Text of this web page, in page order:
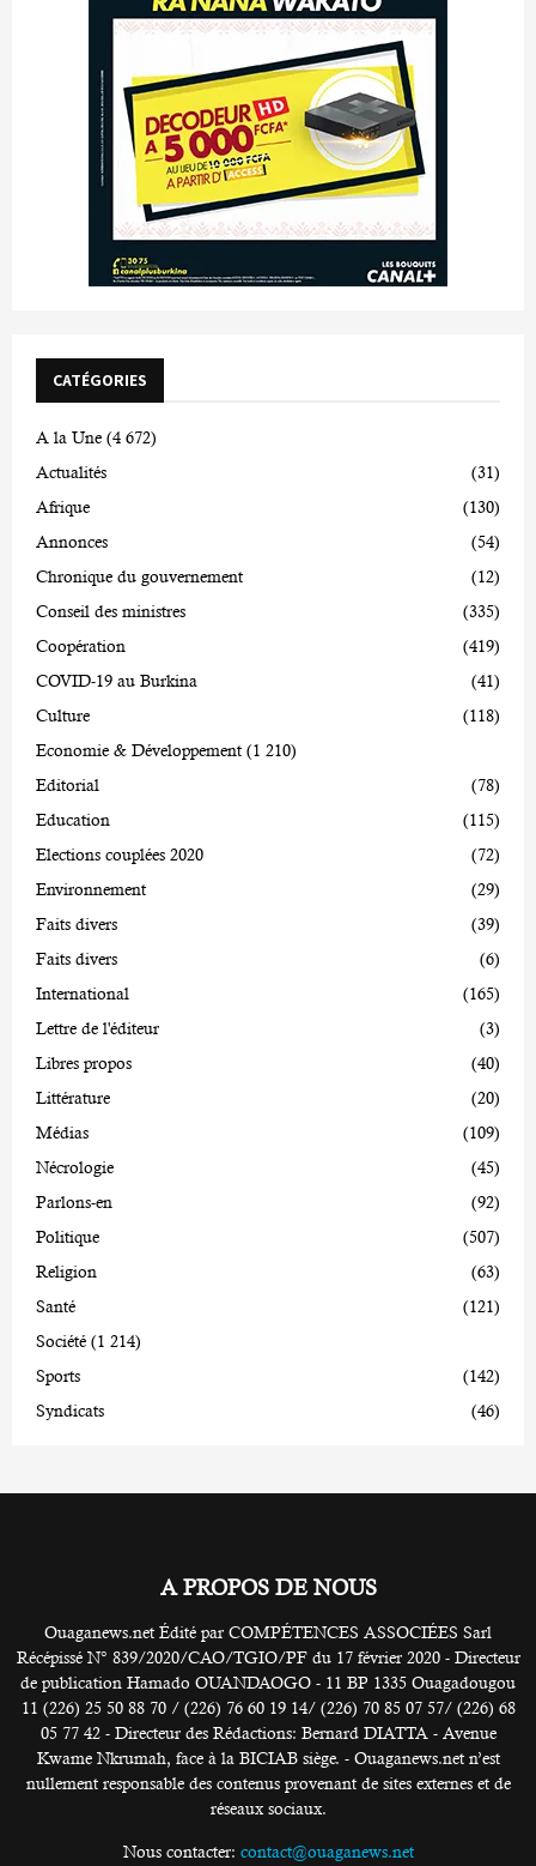
CATÉGORIES
A la Une (4 672)
Actualités
(31)
Afrique
(130)
Annonces
(54)
Chronique du gouvernement
(12)
Conseil des ministres
(335)
Coopération
(419)
COVID-19 au Burkina
(41)
Culture
(118)
Economie & Développement (1 210)
Editorial
(78)
Education
(115)
Elections couplées 2020
(72)
Environnement
(29)
Faits divers
(39)
Faits divers
(6)
International
(165)
Lettre de l'éditeur
(3)
Libres propos
(40)
Littérature
(20)
Médias
(109)
Nécrologie
(45)
Parlons-en
(92)
Politique
(507)
Religion
(63)
Santé
(121)
Société (1 214)
Sports
(142)
Syndicats
(46)
A PROPOS DE NOUS
Ouaganews.net Édité par COMPÉTENCES ASSOCIÉES Sarl
Récépissé N° 839/2020/CAO/TGIO/PF du 17 février 2020 - Directeur
de publication Hamado OUANDAOGO - 11 BP 1335 Ouagadougou
11 (226) 25 50 88 70 / (226) 76 60 19 14/ (226) 70 85 07 57/ (226) 68
05 77 42 - Directeur des Rédactions: Bernard DIATTA - Avenue
Kwame Nkrumah, face à la BICIAB siège. - Ouaganews.net n’est
nullement responsable des contenus provenant de sites externes et de
réseaux sociaux.
Nous contacter: contact@ouaganews.net